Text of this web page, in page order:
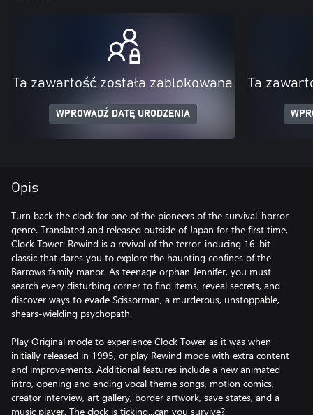
Ta zawartość została zablokowana
WPROWADŹ DATĘ URODZENIA
Ta
Opis
Turn back the clock for one of the pioneers of the survival-horror
genre. Translated and released outside of Japan for the first time,
Clock Tower: Rewind is a revival of the terror-inducing 16-bit
classic that dares you to explore the haunting confines of the
Barrows family manor. As teenage orphan Jennifer, you must
search every disturbing corner to find items, reveal secrets, and
discover ways to evade Scissorman, a murderous, unstoppable,
shears-wielding psychopath.
Play Original mode to experience Clock Tower as it was when
initially released in 1995, or play Rewind mode with extra content
and improvements. Additional features include a new animated
intro, opening and ending vocal theme songs, motion comics,
creator interview, art gallery, border artwork, save states, and a
music player. The clock is ticking...can you survive?